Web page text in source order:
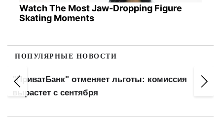
Watch The Most Jaw‑Dropping Figure
Skating Moments
ПОПУЛЯРНЫЕ НОВОСТИ
Гороскоп на сегодня 9 августа: внимание
Тельцов, категоричность Львов и энергия
Стрельцов